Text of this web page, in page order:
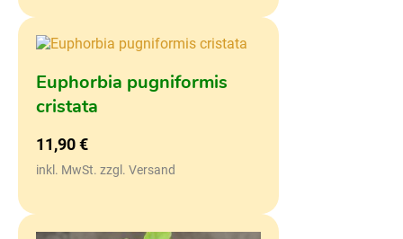
Euphorbia pugniformis
cristata
11,90€
inkl. MwSt. zzgl. Versand